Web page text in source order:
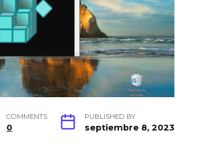
COMMENTS
0
PUBLISHED BY
septiembre 8, 2023